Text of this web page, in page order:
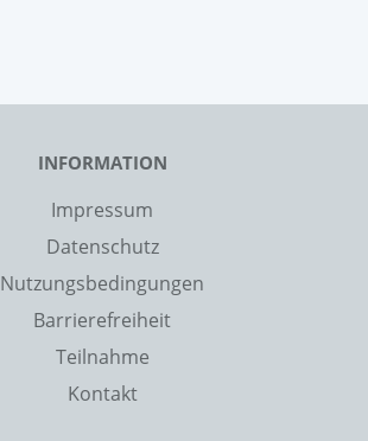
INFORMATION
Impressum
Datenschutz
Nutzungsbedingungen
Barrierefreiheit
Teilnahme
Kontakt